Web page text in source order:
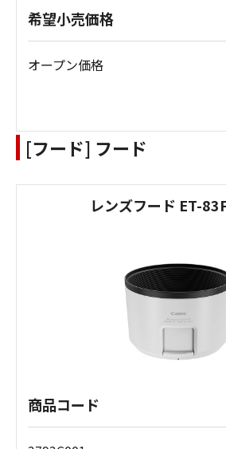
希望小売価格
オープン価格
[フード] フード
レンズフード ET-
商品コード